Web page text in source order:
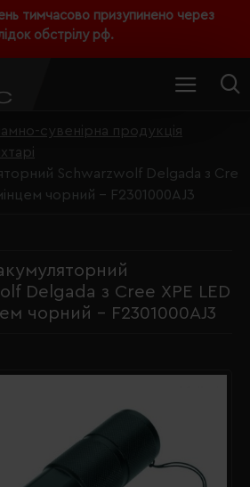
тимчасово призупинено через
обстрілу рф.
сувенірна продукція
Schwarzwolf Delgada з Cre
чорний - F2301000AJ3
Delgada з Cree XPE LED
чорний - F2301000AJ3